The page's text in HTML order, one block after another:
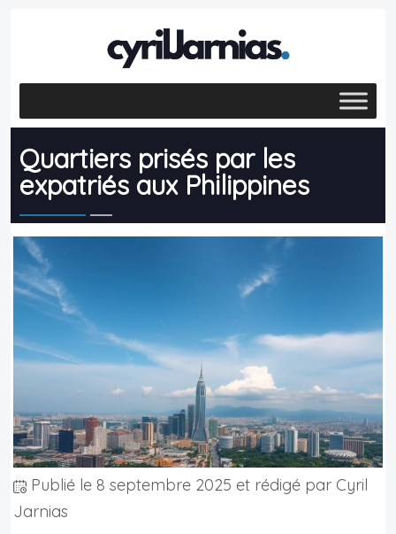
Quartiers prisés par les
expatriés aux Philippines
Publié le 8 septembre 2025 et rédigé par Cyril
Jarnias